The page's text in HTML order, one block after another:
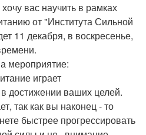
вас научить в рамках
от "Института Сильной
11 декабря, в воскресенье,
мероприятие:
играет
достижении ваших целей.
так как вы наконец - то
быстрее прогрессировать